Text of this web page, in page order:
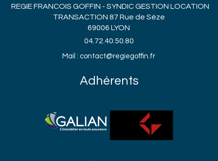
REGIE FRANCOIS GOFFIN - SYNDIC GESTION LOCATION
TRANSACTION 87 Rue de Sèze
69006 LYON
04.72.40.50.80
Mail : contact@regiegoffin.fr
Adhérents